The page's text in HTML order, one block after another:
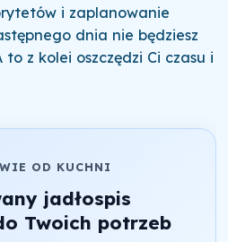
i zaplanowanie
dnia nie będziesz
to z kolei oszczędzi Ci czasu i
OD KUCHNI
jadłospis
Twoich potrzeb